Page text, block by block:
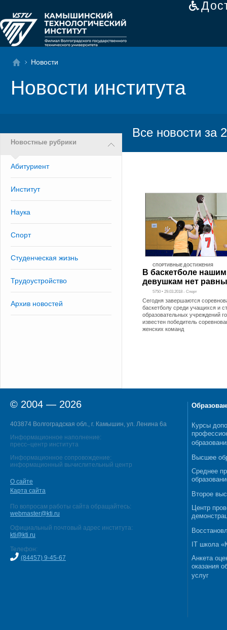
Новости
Новости института
Новостные рубрики
Абитуриент
Институт
Наука
Спорт
Студенческая жизнь
Трудоустройство
Архив новостей
Все новости за
СПОРТИВНЫЕ ДОСТИЖЕНИЯ
В баскетболе нашим
девушкам нет
5750 • 29.03.2018 - Спорт
Сегодня завершаются
баскетболу среди учащихся и
образовательных учреждений
известен победитель
женских команд
© 2004 — 2026
403874 Волгоградская обл., г. Камышин, ул. Ленина 6а
Информационное наполнение:
пресс–центр института
Информационное сопровождение:
информационный вычислительный центр
О сайте
Карта сайта
По вопросам работы сайта обращайтесь:
webmaster@kti.ru
Официальный почтовый адрес института:
kti@kti.ru
Телефон:
(84457) 9-45-67
Курсы
Высшее
Среднее
Второе
Центр
IT школа
Анкета
оказания
услуг